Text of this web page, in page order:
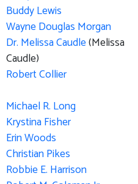
Buddy Lewis
Wayne Douglas Morgan
Dr. Melissa Caudle(Melissa
Caudle)
Robert Collier
Michael R. Long
Krystina Fisher
Erin Woods
Christian Pikes
Robbie E. Harrison